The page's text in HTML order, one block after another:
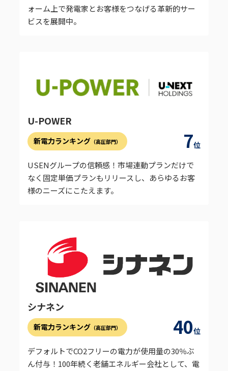
ォーム上で発電家とお客様をつなげる革新的サー
ビスを展開中。
U-POWER
新電力ランキング （高圧部門） 7位
USENグループの信頼感！市場連動プランだけで
なく固定単価プランもリリースし、あらゆるお客
様のニーズにこたえます。
シナネン
新電力ランキング （高圧部門） 40位
デフォルトでCO2フリーの電力が使用量の30％ぶ
ん付与！100年続く老舗エネルギー会社として、電